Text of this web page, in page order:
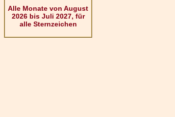
Alle Monate von August
2026 bis Juli 2027, für
alle Sternzeichen